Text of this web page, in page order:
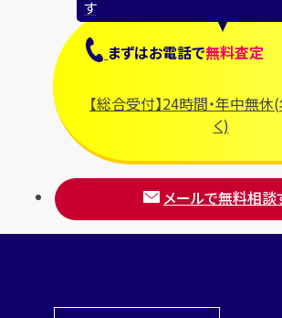
す
まずはお電話で無料査定
【総合受付】24時間・年中無
く)
メールで無料相談